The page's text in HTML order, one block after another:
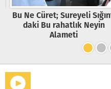
Bu Ne Cüret; Sureyeli Sığıntı
daki Bu rahatlık Neyin
Alameti